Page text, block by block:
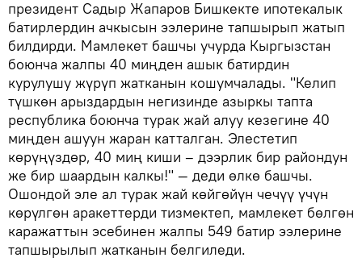
президент Садыр Жапаров Бишкекте ипотекалык
батирлердин ачкысын ээлерине тапшырып жатып
билдирди. Мамлекет башчы учурда Кыргызстан
боюнча жалпы 40 миңден ашык батирдин
курулушу жүрүп жатканын кошумчалады. "Келип
түшкөн арыздардын негизинде азыркы тапта
республика боюнча турак жай алуу кезегине 40
миңден ашуун жаран катталган. Элестетип
көрүңүздөр, 40 миң киши – дээрлик бир райондун
же бир шаардын калкы!" — деди өлкө башчы.
Ошондой эле ал турак жай көйгөйүн чечүү үчүн
көрүлгөн аракеттерди тизмектеп, мамлекет бөлгөн
каражаттын эсебинен жалпы 549 батир ээлерине
тапшырылып жатканын белгиледи.